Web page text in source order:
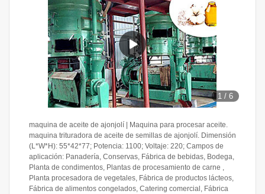
1 /6
maquina de aceite de ajonjolí | Maquina para procesar aceite.
maquina trituradora de aceite de semillas de ajonjolí. Dimensión
(L*W*H): 55*42*77; Potencia: 1100; Voltaje: 220; Campos de
aplicación: Panadería, Conservas, Fábrica de bebidas, Bodega,
Planta de condimentos, Plantas de procesamiento de carne ,
Planta procesadora de vegetales, Fábrica de productos lácteos,
Fábrica de alimentos congelados, Catering comercial, Fábrica